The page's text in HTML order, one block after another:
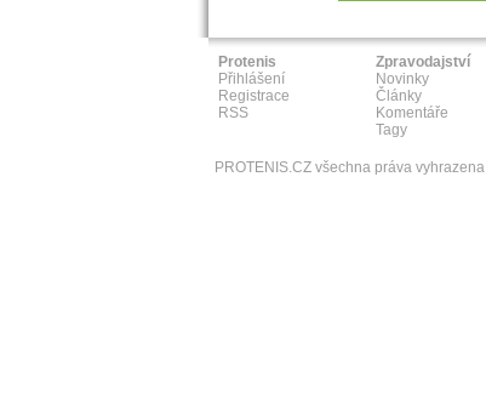
Protenis
Přihlášení
Registrace
RSS
Zpravodajství
Novinky
Články
Komentáře
Tagy
PROTENIS.CZ všechna práva vyhrazena